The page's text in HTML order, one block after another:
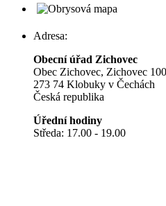
Adresa:
Obecní úřad Zichovec
Obec Zichovec, Zichovec 100
273 74 Klobuky v Čechách
Česká republika
Úřední hodiny
Středa: 17.00 - 19.00